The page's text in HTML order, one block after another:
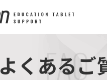
よくあるご